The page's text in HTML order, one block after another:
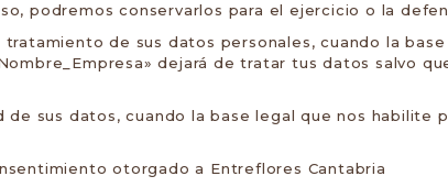
podremos conservarlos para el ejercicio o la
de sus datos personales, cuando la
dejará de tratar tus datos salvo
de sus datos, cuando la base legal que nos
otorgado a Entreflores Cantabria